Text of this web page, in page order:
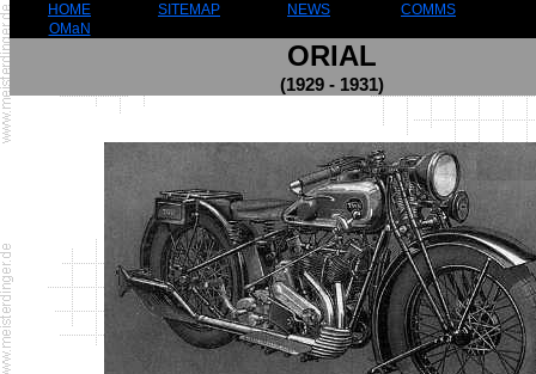
HOME SITEMAP NEWS
COMMS
OMaN
ORIAL
(1929 - 1931)